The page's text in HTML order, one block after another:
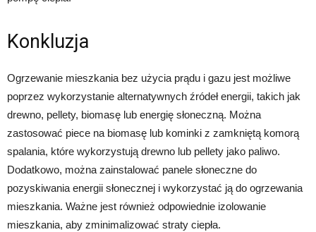
Konkluzja
Ogrzewanie mieszkania bez użycia prądu i gazu jest możliwe
poprzez wykorzystanie alternatywnych źródeł energii, takich jak
drewno, pellety, biomasę lub energię słoneczną. Można
zastosować piece na biomasę lub kominki z zamkniętą komorą
spalania, które wykorzystują drewno lub pellety jako paliwo.
Dodatkowo, można zainstalować panele słoneczne do
pozyskiwania energii słonecznej i wykorzystać ją do ogrzewania
mieszkania. Ważne jest również odpowiednie izolowanie
mieszkania, aby zminimalizować straty ciepła.